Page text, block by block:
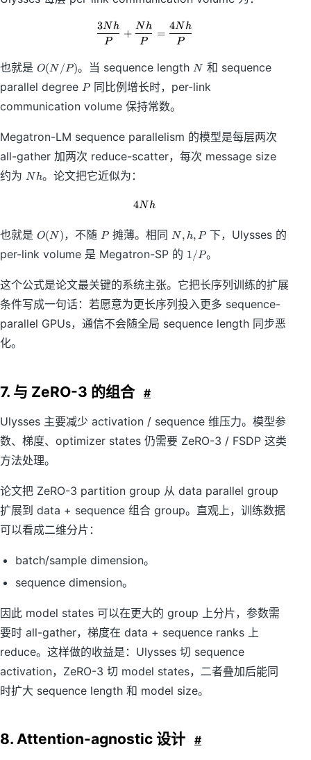
P
\frac{3Nh}{P} + \frac{Nh}{P}
P
3Nh
+
P
Nh
=
P
4Nh
也就是 O
N
/
O(N /P)。当 sequence length N
N 和 sequence
parallel degree P
P 同比例增长时，per-link
communication volume 保持常数。
Megatron-LM sequence parallelism 的模型是每层两次
all-gather 加两次 reduce-scatter，每次 message size
约为 N
Nh。论文把它近似为：
4Nh
4Nh
也就是 O
N
O(N)，不随P
P 摊薄。相同N
h
P
N,h,P下，Ulysses 的
per-link volume 是 Megatron-SP 的 1
P
1/P。
这个公式是论文最关键的系统主张。它把长序列训练的扩展
条件写成一句话：若愿意为更长序列投入更多 sequence-
parallel GPUs，通信不会随全局 sequence length 同步恶
化。
7. 与 ZeRO-3 的组合 #
Ulysses 主要减少 activation / sequence 维压力。模型参
数、梯度、optimizer states 仍需要 ZeRO-3 / FSDP 这类
方法处理。
论文把 ZeRO-3 partition group 从 data parallel group
扩展到 data + sequence 组合 group。直观上，训练数据
可以看成二维分片：
batch/sample dimension。
sequence dimension。
因此 model states 可以在更大的 group 上分片，参数需
要时 all-gather，梯度在 data + sequence ranks 上
reduce。这样做的收益是：Ulysses 切 sequence
activation，ZeRO-3 切 model states，二者叠加后能同
时扩大 sequence length 和 model size。
8. Attention-agnostic 设计 #